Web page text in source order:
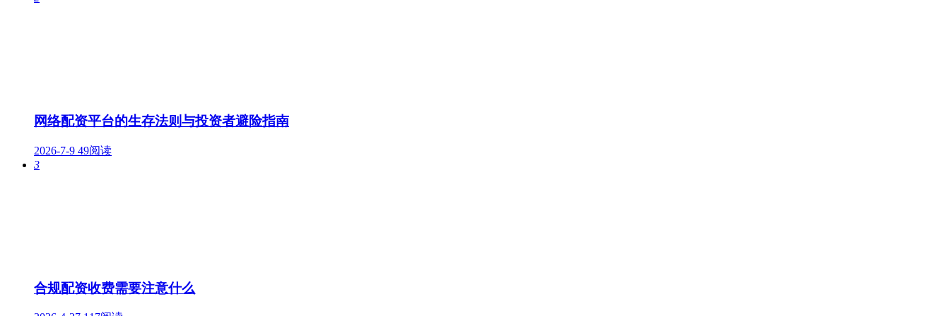
网络配资平台的生存法则与投资者避险指南
2026-7-9 49阅读
3
合规配资收费需要注意什么